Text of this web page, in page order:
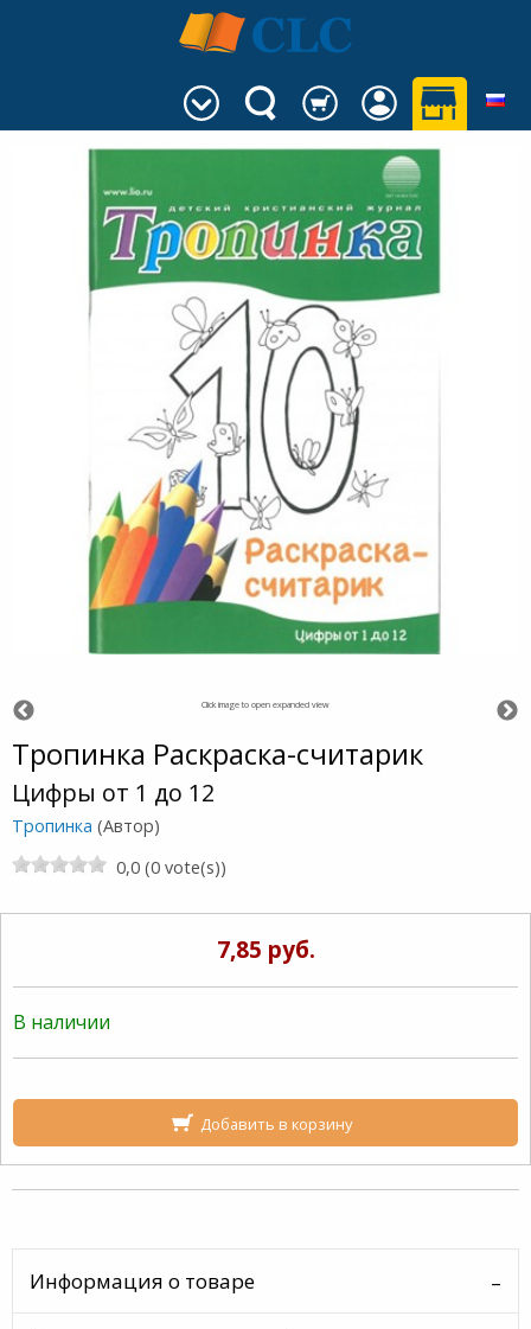
Click image to open expanded view
Тропинка Раскраска-считарик
Цифры от 1 до 12
Тропинка (Автор)
0,0 (0 vote(s))
7,85 руб.
В наличии
Добавить в корзину
Информация о товаре